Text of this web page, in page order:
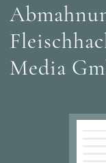
Media